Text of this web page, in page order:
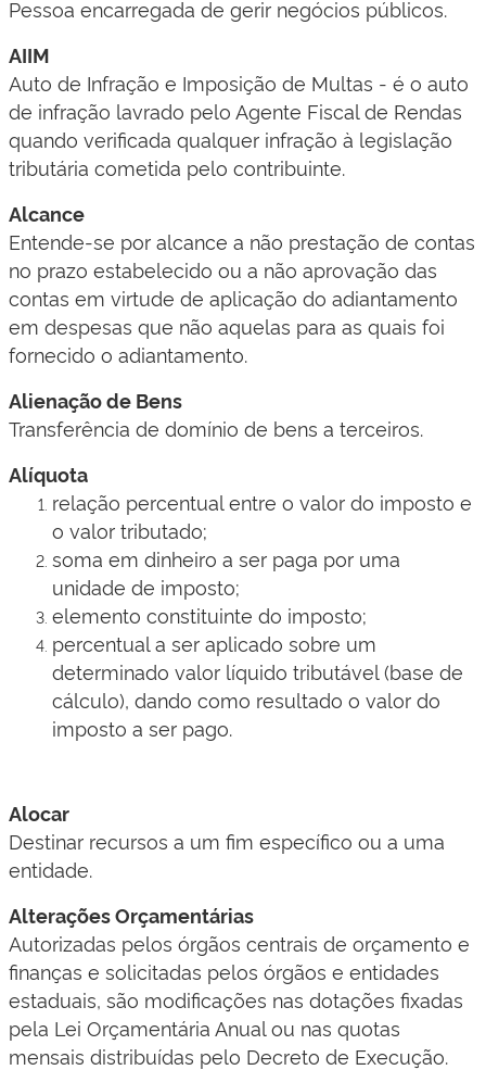
​Pessoa encarregada de gerir negócios públicos.​​​​
AIIM
Auto de Infração e Imposição de Multas - é o auto
de infração lavrado pelo Agente Fiscal de Rendas
quando verificada qualquer infração à legislação
tributária cometida pelo contribuinte.
Alcance
​Entende-se por alcance a não prestação de contas
no prazo estabelecido ou a não aprovação das
contas em virtude de aplicação do adiantamento
em despesas que não aquelas para as quais foi
fornecido o adiantamento.​​​
Alienação de Bens
​Transferência de domínio de bens a terceiros.​​​
Alíquota
​relação percentual entre o valor do imposto e
o valor tributado;
soma em dinheiro a ser paga por uma
unidade de imposto;
elemento constituinte do imposto;
percentual a ser aplicado sobre um
determinado valor líquido tributável (base de
cálculo), dando como resultado o valor do
imposto a ser pago.​
Alocar
​Destinar recursos a um fim específico ou a uma
entidade.​​​
Alterações Orçamentárias
​Autorizadas pelos órgãos centrais de orçamento e
finanças e solicitadas pelos órgãos e entidades
estaduais, são modificações nas dotações fixadas
pela Lei Orçamentária Anual ou nas quotas
mensais distribuídas pelo Decreto de Execução.